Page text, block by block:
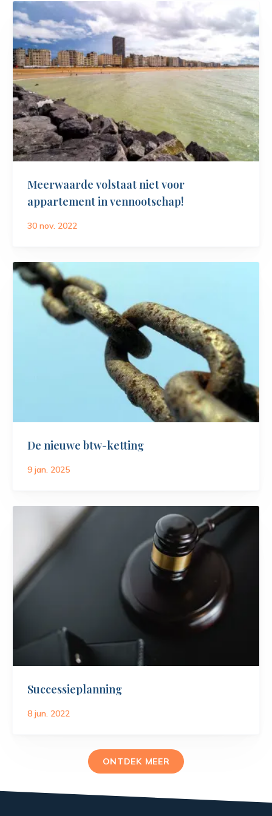
Meerwaarde volstaat niet voor
appartement in vennootschap!
30 nov. 2022
De nieuwe btw-ketting
9 jan. 2025
Successieplanning
8 jun. 2022
ONTDEK MEER